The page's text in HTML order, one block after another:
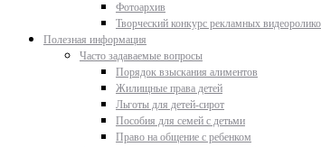
Фотоархив
Творческий конкурс рекламных
Полезная информация
Часто задаваемые вопросы
Порядок взыскания алиментов
Жилищные права детей
Льготы для детей-сирот
Пособия для семей с детьми
Право на общение с ребенком